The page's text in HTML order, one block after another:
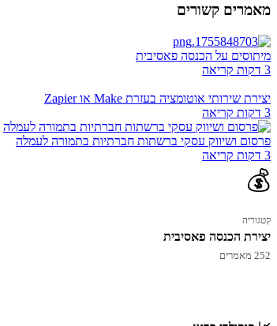
מאמרים קשורים
מיתוסים על הכנסה פאסיבית
3 דקות קריאה
יצירת שירותי אוטומציה בעזרת Make או Zapier
3 דקות קריאה
פרסום ושיווק עסקי ברשתות חברתיות בתמורה לעמלה
3 דקות קריאה
💰
קטגוריה
יצירת הכנסה פאסיבית
252 מאמרים